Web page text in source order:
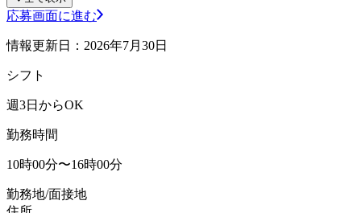
応募画面に進む
情報更新日：2026年7月30日
シフト
週3日からOK
勤務時間
10時00分〜16時00分
勤務地/面接地